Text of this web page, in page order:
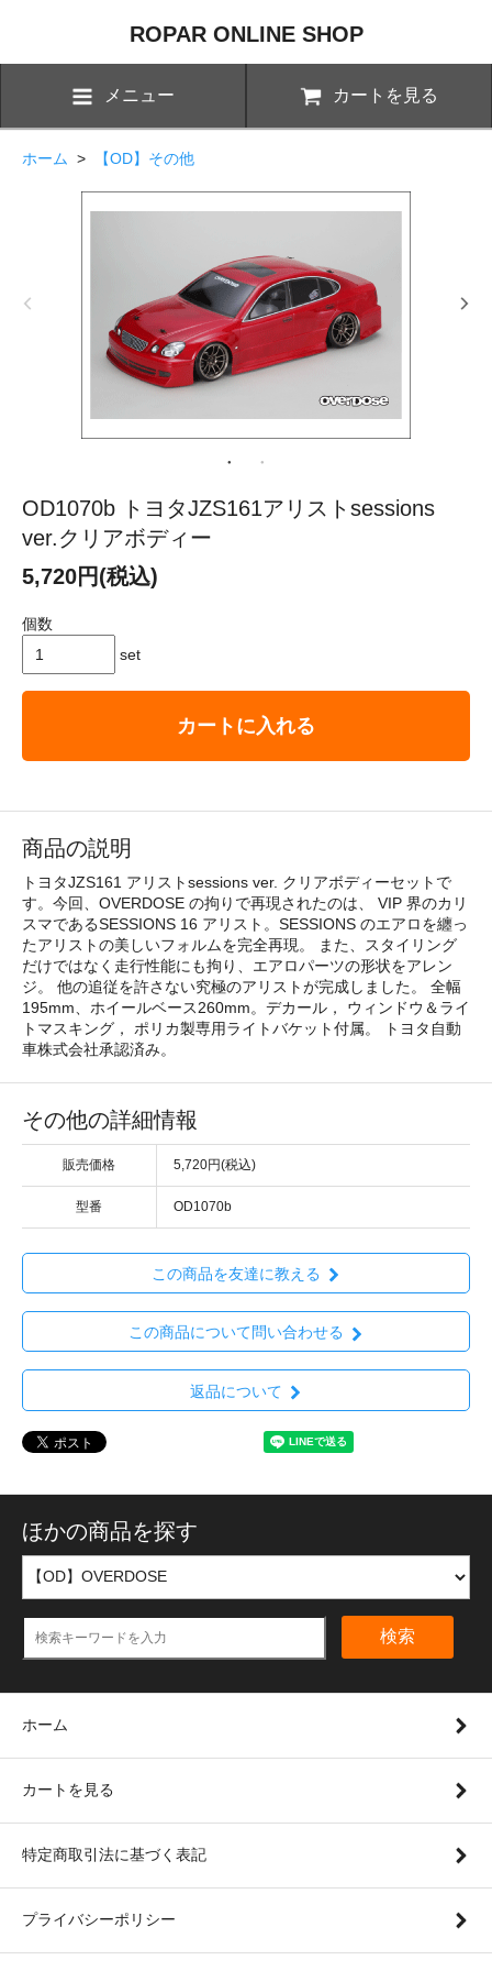
ROPAR ONLINE SHOP
メニュー カートを見る
ホーム > 【OD】その他
OD1070b トヨタJZS161アリストsessions
ver.クリアボディー
5,720円(税込)
個数
set
カートに入れる
商品の説明
トヨタJZS161 アリストsessions ver. クリアボディーセットで
す。今回、OVERDOSE の拘りで再現されたのは、 VIP 界のカリ
スマであるSESSIONS 16 アリスト。SESSIONS のエアロを纏っ
たアリストの美しいフォルムを完全再現。 また、スタイリング
だけではなく走行性能にも拘り、エアロパーツの形状をアレン
ジ。 他の追従を許さない究極のアリストが完成しました。 全幅
195mm、ホイールベース260mm。デカール， ウィンドウ＆ライ
トマスキング， ポリカ製専用ライトバケット付属。 トヨタ自動
車株式会社承認済み。
その他の詳細情報
販売価格 5,720円(税込)
型番 OD1070b
この商品を友達に教える
この商品について問い合わせる
返品について
ほかの商品を探す
検索
ホーム
カートを見る
特定商取引法に基づく表記
プライバシーポリシー